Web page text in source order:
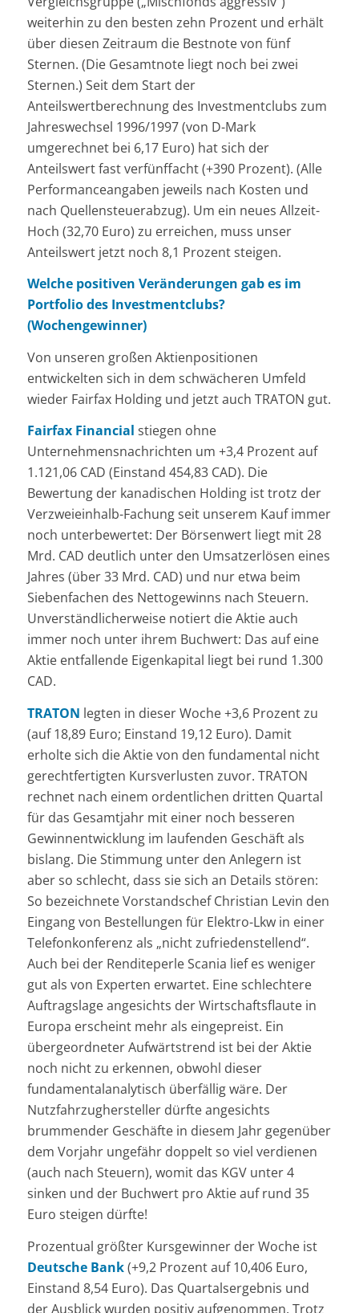
weiterhin zu den besten zehn Prozent und erhält
über diesen Zeitraum die Bestnote von fünf
Sternen. (Die Gesamtnote liegt noch bei zwei
Sternen.) Seit dem Start der
Anteilswertberechnung des Investmentclubs zum
Jahreswechsel 1996/1997 (von D-Mark
umgerechnet bei 6,17 Euro) hat sich der
Anteilswert fast verfünffacht (+390 Prozent). (Alle
Performanceangaben jeweils nach Kosten und
nach Quellensteuerabzug). Um ein neues Allzeit-
Hoch (32,70 Euro) zu erreichen, muss unser
Anteilswert jetzt noch 8,1 Prozent steigen.
Welche positiven Veränderungen gab es im
Portfolio des Investmentclubs?
(Wochengewinner)
Von unseren großen Aktienpositionen
entwickelten sich in dem schwächeren Umfeld
wieder Fairfax Holding und jetzt auch TRATON gut.
Fairfax Financial stiegen ohne
Unternehmensnachrichten um +3,4 Prozent auf
1.121,06 CAD (Einstand 454,83 CAD). Die
Bewertung der kanadischen Holding ist trotz der
Verzweieinhalb-Fachung seit unserem Kauf immer
noch unterbewertet: Der Börsenwert liegt mit 28
Mrd. CAD deutlich unter den Umsatzerlösen eines
Jahres (über 33 Mrd. CAD) und nur etwa beim
Siebenfachen des Nettogewinns nach Steuern.
Unverständlicherweise notiert die Aktie auch
immer noch unter ihrem Buchwert: Das auf eine
Aktie entfallende Eigenkapital liegt bei rund 1.300
CAD.
TRATON legten in dieser Woche +3,6 Prozent zu
(auf 18,89 Euro; Einstand 19,12 Euro). Damit
erholte sich die Aktie von den fundamental nicht
gerechtfertigten Kursverlusten zuvor. TRATON
rechnet nach einem ordentlichen dritten Quartal
für das Gesamtjahr mit einer noch besseren
Gewinnentwicklung im laufenden Geschäft als
bislang. Die Stimmung unter den Anlegern ist
aber so schlecht, dass sie sich an Details stören:
So bezeichnete Vorstandschef Christian Levin den
Eingang von Bestellungen für Elektro-Lkw in einer
Telefonkonferenz als „nicht zufriedenstellend“.
Auch bei der Renditeperle Scania lief es weniger
gut als von Experten erwartet. Eine schlechtere
Auftragslage angesichts der Wirtschaftsflaute in
Europa erscheint mehr als eingepreist. Ein
übergeordneter Aufwärtstrend ist bei der Aktie
noch nicht zu erkennen, obwohl dieser
fundamentalanalytisch überfällig wäre. Der
Nutzfahrzughersteller dürfte angesichts
brummender Geschäfte in diesem Jahr gegenüber
dem Vorjahr ungefähr doppelt so viel verdienen
(auch nach Steuern), womit das KGV unter 4
sinken und der Buchwert pro Aktie auf rund 35
Euro steigen dürfte!
Prozentual größter Kursgewinner der Woche ist
Deutsche Bank(+9,2 Prozent auf 10,406 Euro,
Einstand 8,54 Euro). Das Quartalsergebnis und
der Ausblick wurden positiv aufgenommen. Trotz